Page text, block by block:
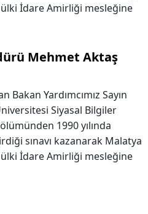
İdare Amirliği mesleğine
Mehmet Aktaş
Bakan Yardımcımız Sayın
Siyasal Bilgiler
1990 yılında
sınavı kazanarak Malatya
İdare Amirliği mesleğine